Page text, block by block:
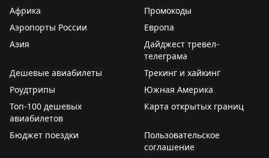
Африка
Промокоды
Аэропорты России
Европа
Азия
Дайджест тревел-
телеграма
Дешевые авиабилеты
Трекинг и хайкинг
Роудтрипы
Южная Америка
Топ-100 дешевых
авиабилетов
Карта открытых границ
Бюджет поездки
Пользовательское
соглашение